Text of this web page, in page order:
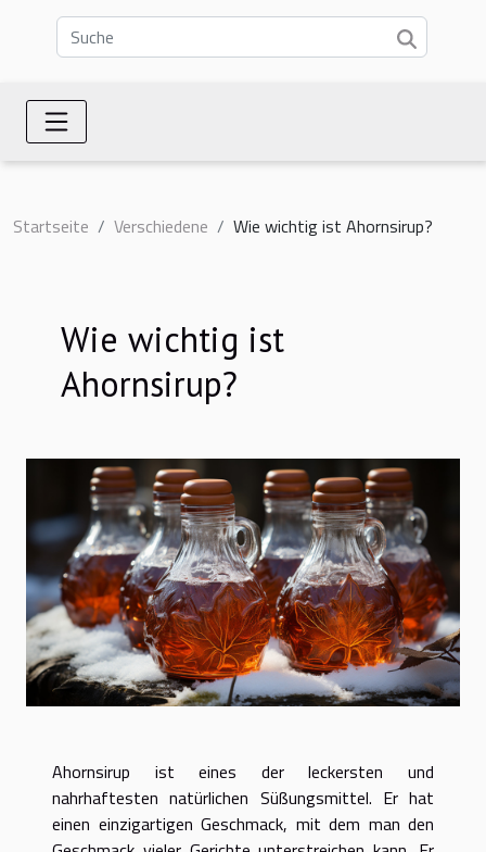
Startseite Verschiedene Wie wichtig ist Ahornsirup?
Wie wichtig ist
Ahornsirup?
Ahornsirup ist eines der leckersten und
nahrhaftesten natürlichen Süßungsmittel. Er hat
einen einzigartigen Geschmack, mit dem man den